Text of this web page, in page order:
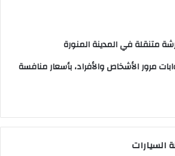
متنقلة في المدينة المنورة
مرور الأشخاص والأفراد، بأسعار منافسة
السيارات